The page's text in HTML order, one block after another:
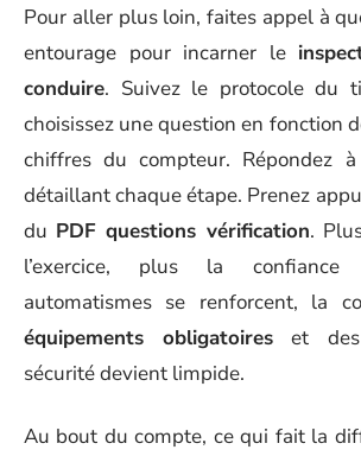
Pour aller plus loin, faites appel à
entourage pour incarner le
conduire. Suivez le protocole du
choisissez une question en fonction
chiffres du compteur. Répondez
détaillant chaque étape. Prenez
du PDF questions vérification.
l’exercice, plus la confiance
automatismes se renforcent, la
équipements obligatoires et des
sécurité devient limpide.
Au bout du compte, ce qui fait la